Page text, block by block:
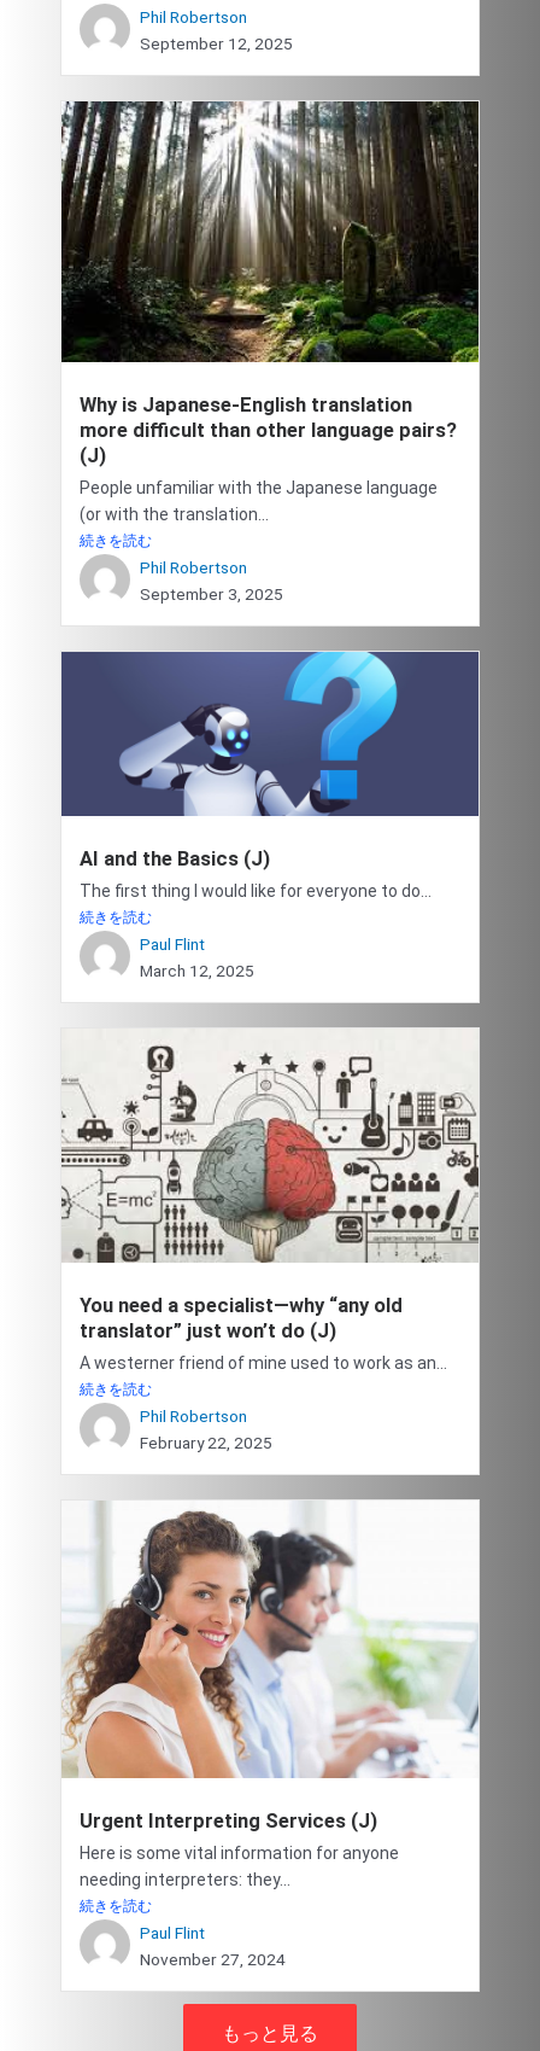
Phil Robertson
September 12, 2025
Why is Japanese-English translation
more difficult than other language pairs?
(J)
People unfamiliar with the Japanese language
(or with the translation...
続きを読む
Phil Robertson
September 3, 2025
AI and the Basics (J)
The first thing I would like for everyone to do...
続きを読む
Paul Flint
March 12, 2025
You need a specialist—why “any old
translator” just won’t do (J)
A westerner friend of mine used to work as an...
続きを読む
Phil Robertson
February 22, 2025
Urgent Interpreting Services (J)
Here is some vital information for anyone
needing interpreters: they...
続きを読む
Paul Flint
November 27, 2024
もっと見る